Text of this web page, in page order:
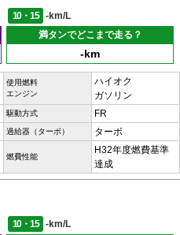
10・15
-km/L
満タンでどこまで走る？
-km
使用燃料
エンジン
ハイオク
ガソリン
駆動方式 FR
過給器（ターボ） ターボ
燃費性能
H32年度燃費基準
達成
10・15 -km/L